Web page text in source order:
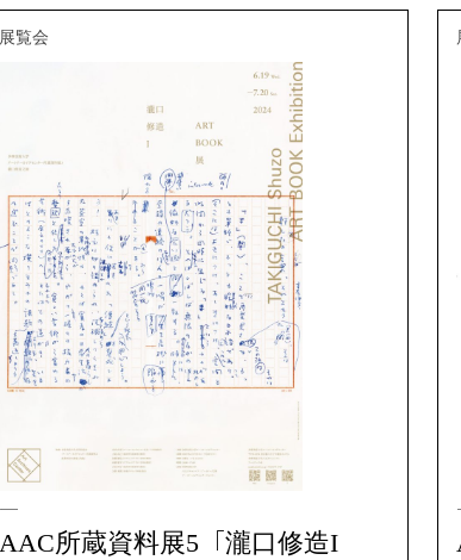
2025/06/06
展覧会
AAC所蔵資料展5「瀧口修造I